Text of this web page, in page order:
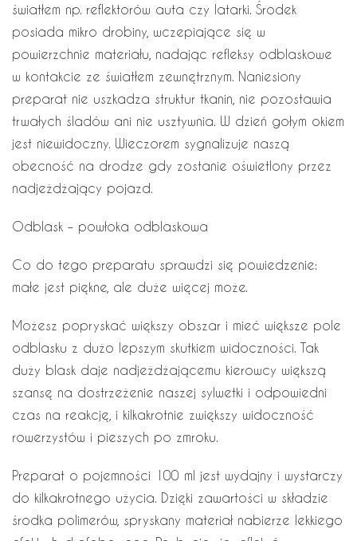
światłem np. reflektorów auta czy latarki. Środek
posiada mikro drobiny, wczepiające się w
powierzchnie materiału, nadając refleksy odblaskowe
w kontakcie ze światłem zewnętrznym. Naniesiony
preparat nie uszkadza struktur tkanin, nie pozostawia
trwałych śladów ani nie usztywnia. W dzień gołym okiem
jest niewidoczny. Wieczorem sygnalizuje naszą
obecność na drodze gdy zostanie oświetlony przez
nadjeżdżający pojazd.
Odblask – powłoka odblaskowa
Co do tego preparatu sprawdzi się powiedzenie:
małe jest piękne, ale duże więcej może.
Możesz popryskać większy obszar i mieć większe pole
odblasku z dużo lepszym skutkiem widoczności. Tak
duży blask daje nadjeżdżającemu kierowcy większą
szansę na dostrzeżenie naszej sylwetki i odpowiedni
czas na reakcję, i kilkakrotnie zwiększy widoczność
rowerzystów i pieszych po zmroku.
Preparat o pojemności 100 ml jest wydajny i wystarczy
do kilkakrotnego użycia. Dzięki zawartości w składzie
środka polimerów, spryskany materiał nabierze lekkiego